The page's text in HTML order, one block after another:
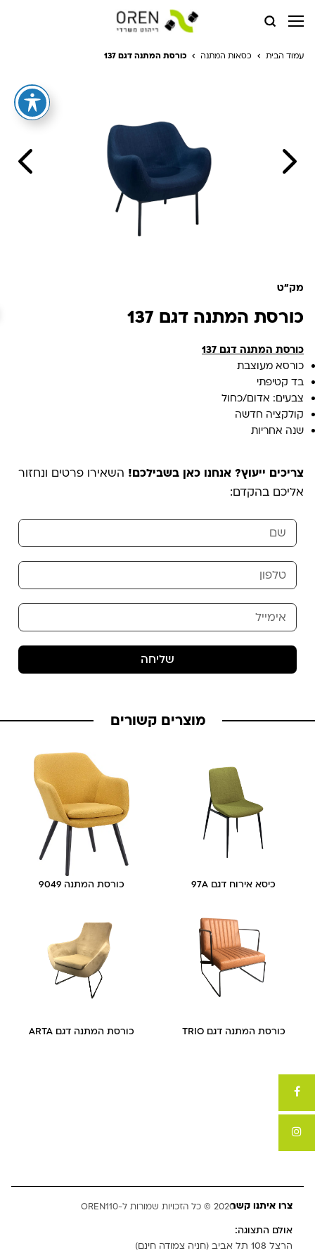
עמוד הבית כסאות המתנה כורסת המתנה דגם 137
מק"ט
כורסת המתנה דגם 137
כורסת המתנה דגם 137
כורסא מעוצבת
בד קטיפתי
צבעים: אדום/כחול
קולקציה חדשה
שנה אחריות
צריכים ייעוץ? אנחנו כאן בשבילכם! השאירו פרטים ונחזור
אליכם בהקדם:
שליחה
מוצרים קשורים
כיסא אירוח דגם 97A כורסת המתנה 9049
כורסת המתנה דגם TRIO כורסת המתנה דגם ARTA
צרו איתנו קשר
אולם התצוגה:
הרצל 108 תל אביב (חניה צמודה חינם)
2020 © כל הזכויות שמורות ל-OREN110